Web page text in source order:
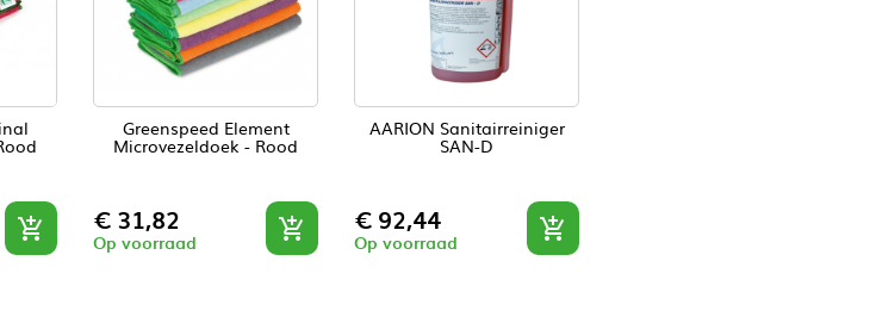

Greenspeed Element
Microvezeldoek - Rood
Prijs
€ 31,82
Op voorraad 
AARION Sanitairreiniger
SAN-D
Prijs
€ 92,44
Op voorraad 